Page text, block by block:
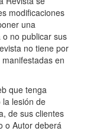
modificaciones
una
no publicar sus
no tiene por
en
que tenga
lesión de
de sus clientes
o Autor deberá